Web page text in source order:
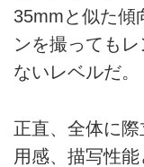
35mmと似た傾
ンを撮っても
ないレベルだ。
正直、全体に
用感、描写性